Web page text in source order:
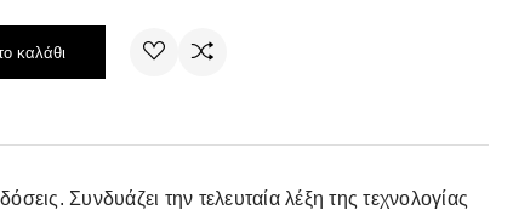
καλάθι
Συνδυάζει την τελευταία λέξη της τεχνολογίας